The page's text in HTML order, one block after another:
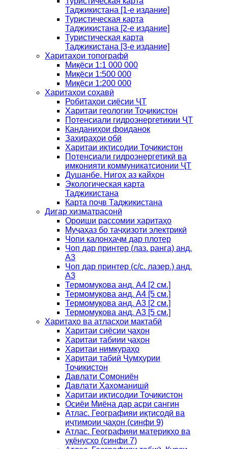
Таджикистана [1-е издание]
Туристическая карта
Таджикистана [2-е издание]
Туристическая карта
Таджикистана [3-е издание]
Харитаҳои топографӣ
Миқёси 1:1 000 000
Миқёси 1:500 000
Миқёси 1:200 000
Харитаҳои соҳавӣ
Робитаҳои сиёсии ҶТ
Харитаи геологии Тоҷикистон
Потенсиали гидроэнергетикии ҶТ
Канданиҳои фоиданок
Захираҳои обӣ
Харитаи иқтисодии Тоҷикистон
Потенсиали гидроэнергетикӣ ва
имконияти коммуникатсионии ҶТ
Душанбе. Нигоҳ аз кайҳон
Экологическая карта
Таджикистана
Карта почв Таджикистана
Дигар хизматрасонӣ
Ороиши рассомии харитаҳо
Муҷаҳаз бо таҷҳизоти электрикӣ
Чопи калонҳаҷм дар плотер
Чоп дар принтер (лаз. ранга) анд.
А3
Чоп дар принтер (с/с. лазер.) анд.
А3
Термомуқова анд. А4 [2 см.]
Термомуқова анд. А4 [5 см.]
Термомуқова анд. А3 [2 см.]
Термомуқова анд. А3 [5 см.]
Харитаҳо ва атласҳои мактабӣ
Харитаи сиёсии ҷаҳон
Харитаи табиии ҷаҳон
Харитаи нимкураҳо
Харитаи табиӣ Ҷумҳурии
Тоҷикистон
Давлати Сомониён
Давлати Ҳахоманишӣ
Харитаи иқтисодии Тоҷикистон
Осиёи Миёна дар асри сангин
Атлас. Географияи иқтисодӣ ва
иҷтимоии ҷаҳон (синфи 9)
Атлас. Географияи материкҳо ва
уқёнусҳо (синфи 7)